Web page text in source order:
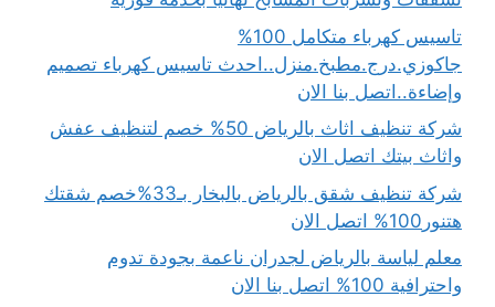
تاسيس كهرباء متكامل 100%
جاكوزي.درج.مطبخ.منزل..احدث تاسيس كهرباء تصميم
وإضاءة..اتصل بنا الان
شركة تنظيف اثاث بالرياض 50% خصم لتنظيف عفش
واثاث بيتك اتصل الان
شركة تنظيف شقق بالرياض بالبخار بـ33%خصم شقتك
هتنور100% اتصل الان
معلم لياسة بالرياض لجدران ناعمة بجودة تدوم
واحترافية 100% اتصل بنا الان